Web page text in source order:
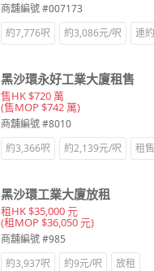
商舖編號 #007173
約7,776呎
約3,086元/呎 連
黑沙環永好工業大廈租售
售HK $720 萬
(售MOP $742 萬)
商舖編號 #8010
約3,366呎
約2,139元/呎 租售
黑沙環工業大廈放租
租HK $35,000 元
(租MOP $36,050 元)
商舖編號 #985
約3,937呎
約9元/呎 放租